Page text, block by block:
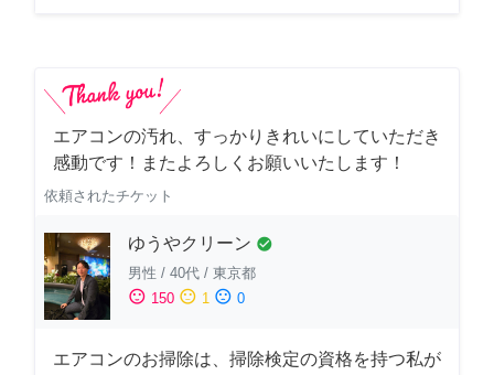
エアコンの汚れ、すっかりきれいにしていただき
感動です！またよろしくお願いいたします！
依頼されたチケット
ゆうやクリーン check_circle
男性 / 40代 / 東京都
sentiment_satisfied 150 sentiment_neutral 1 sentiment_dissatisfied 0
エアコンのお掃除は、掃除検定の資格を持つ私が